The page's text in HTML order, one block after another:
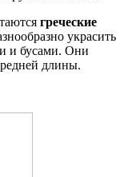
греческие
украсить
и бусами. Они
длины.